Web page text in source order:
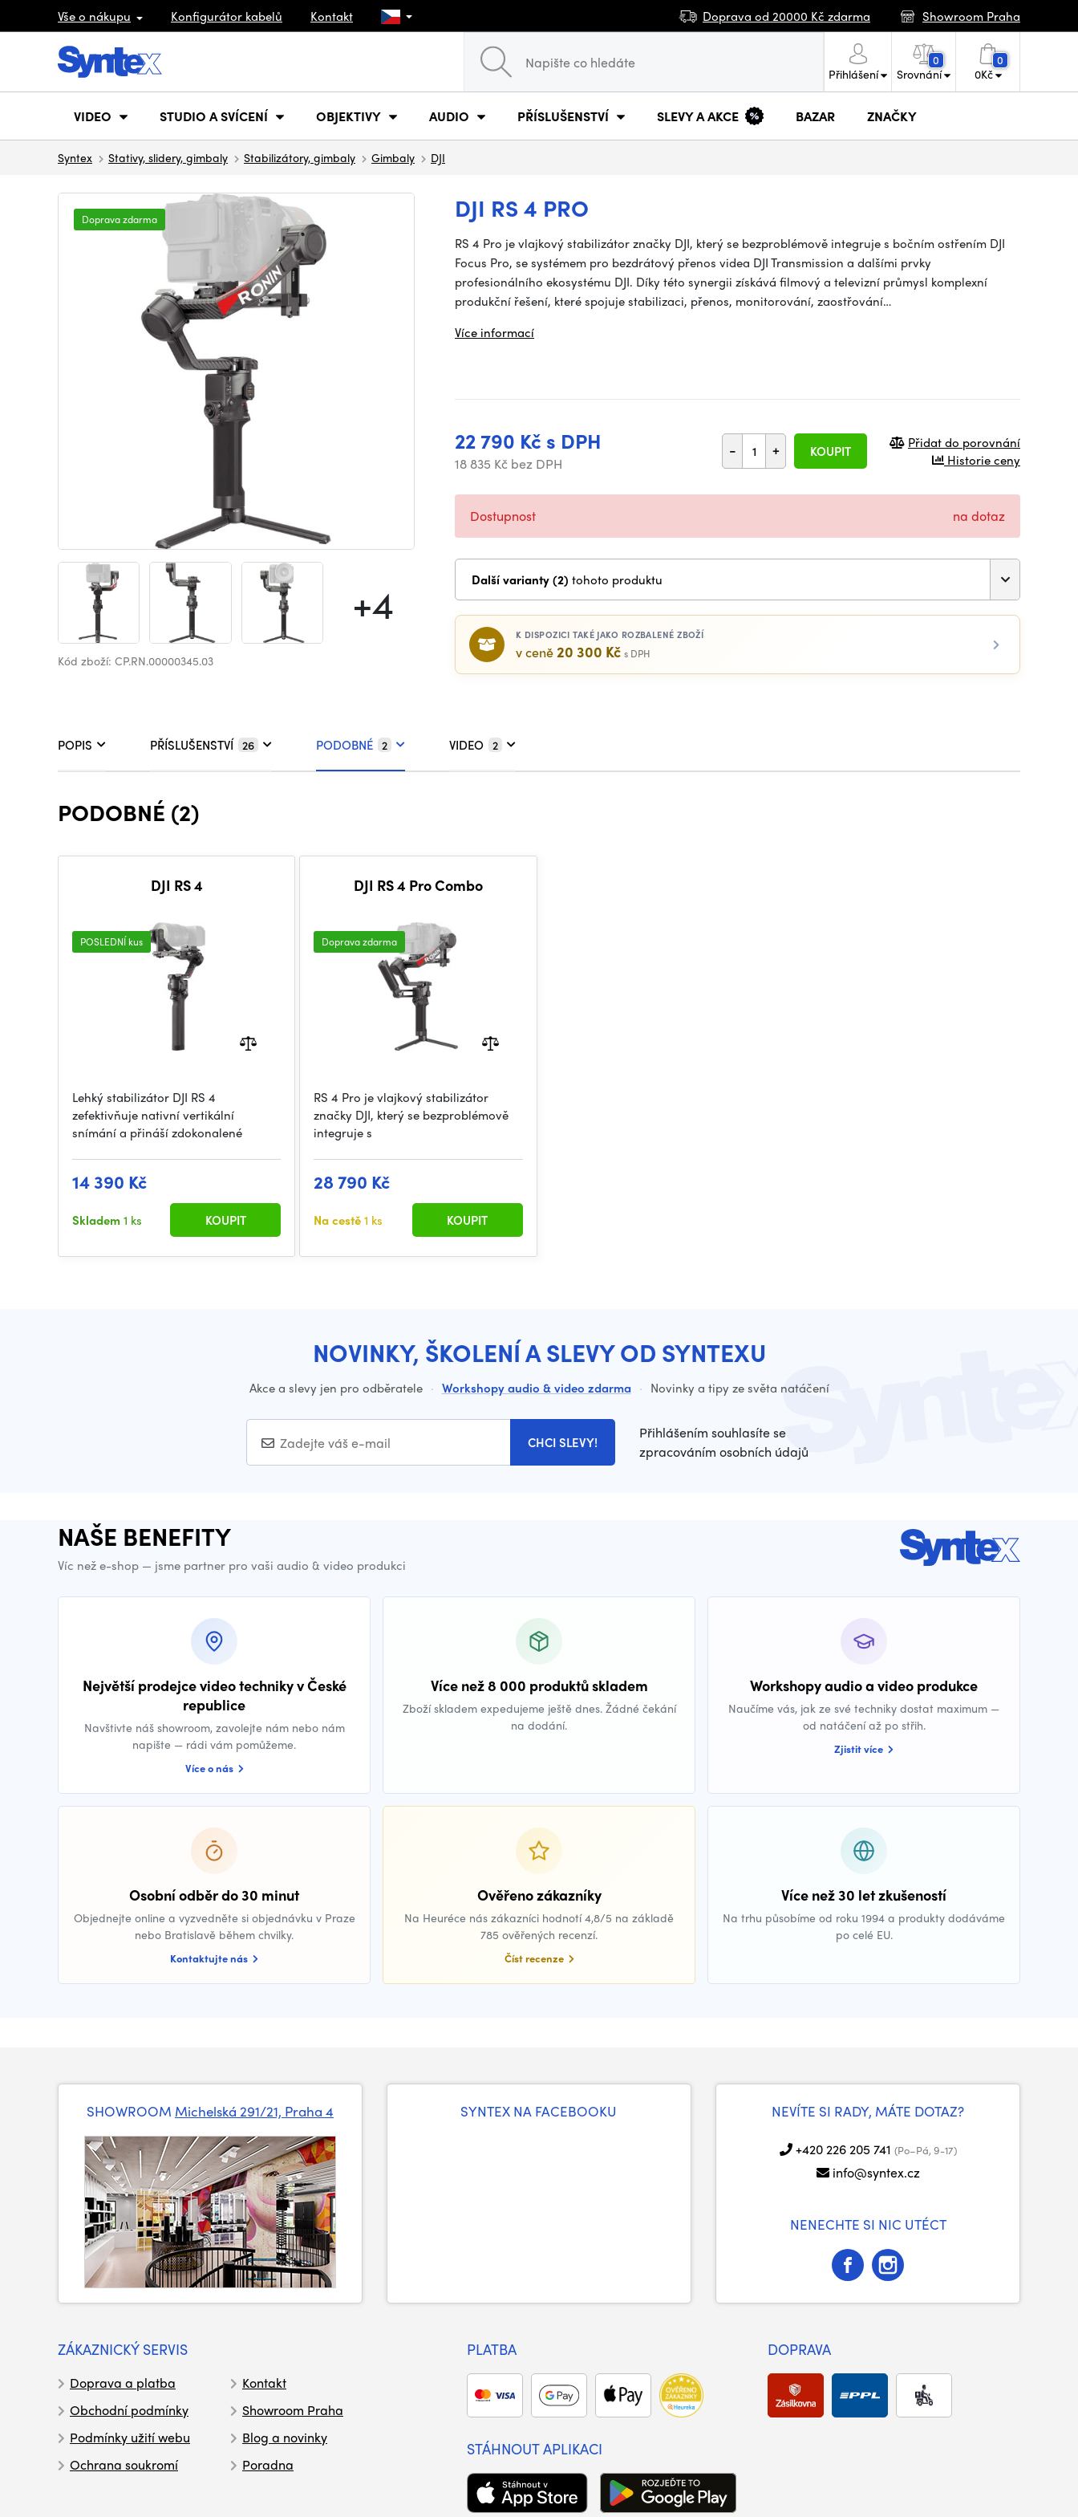
Vše o nákupu Konfigurátor kabelů Kontakt Doprava od 20000 Kč zdarma Showroom Praha
Přihlášení
0
Srovnání
0
0Kč
VIDEO STUDIO A SVÍCENÍ OBJEKTIVY AUDIO PŘÍSLUŠENSTVÍ SLEVY A AKCE BAZAR ZNAČKY
Syntex Stativy, slidery, gimbaly Stabilizátory, gimbaly Gimbaly DJI
DJI RS 4 PRO
+4
Doprava zdarma
Kód zboží: CP.RN.00000345.03
RS 4 Pro je vlajkový stabilizátor značky DJI, který se bezproblémově integruje s bočním ostřením DJI
Focus Pro, se systémem pro bezdrátový přenos videa DJI Transmission a dalšími prvky
profesionálního ekosystému DJI. Díky této synergii získává filmový a televizní průmysl komplexní
produkční řešení, které spojuje stabilizaci, přenos, monitorování, zaostřování…
Více informací
22 790 Kč s DPH
18 835 Kč bez DPH
- + KOUPIT
Přidat do porovnání
Historie ceny
Dostupnost na dotaz
Další varianty (2) tohoto produktu
K DISPOZICI TAKÉ JAKO ROZBALENÉ ZBOŽÍ
v ceně 20 300 Kč s DPH
POPIS PŘÍSLUŠENSTVÍ 26 PODOBNÉ 2 VIDEO 2
PODOBNÉ (2)
DJI RS 4
POSLEDNÍ kus
Lehký stabilizátor DJI RS 4
zefektivňuje nativní vertikální
snímání a přináší zdokonalené
14 390 Kč
Skladem1 ks KOUPIT
DJI RS 4 Pro Combo
Doprava zdarma
RS 4 Pro je vlajkový stabilizátor
značky DJI, který se bezproblémově
integruje s
28 790 Kč
Na cestě1 ks KOUPIT
NOVINKY, ŠKOLENÍ A SLEVY OD SYNTEXU
Akce a slevy jen pro odběratele · Workshopy audio & video zdarma · Novinky a tipy ze světa natáčení
CHCI SLEVY!
Přihlášením souhlasíte se
zpracováním osobních údajů
NAŠE BENEFITY
Víc než e-shop — jsme partner pro vaši audio & video produkci
Největší prodejce video techniky v České
republice
Navštivte náš showroom, zavolejte nám nebo nám
napište — rádi vám pomůžeme.
Více o nás
Více než 8 000 produktů skladem
Zboží skladem expedujeme ještě dnes. Žádné čekání
na dodání.
Workshopy audio a video produkce
Naučíme vás, jak ze své techniky dostat maximum —
od natáčení až po střih.
Zjistit více
Osobní odběr do 30 minut
Objednejte online a vyzvedněte si objednávku v Praze
nebo Bratislavě během chvilky.
Kontaktujte nás
Ověřeno zákazníky
Na Heuréce nás zákazníci hodnotí 4,8/5 na základě
785 ověřených recenzí.
Číst recenze
Více než 30 let zkušeností
Na trhu působíme od roku 1994 a produkty dodáváme
po celé EU.
SHOWROOM Michelská 291/21, Praha 4 SYNTEX NA FACEBOOKU NEVÍTE SI RADY, MÁTE DOTAZ?
+420 226 205 741 (Po–Pá, 9-17)
info@syntex.cz
NENECHTE SI NIC UTÉCT
ZÁKAZNICKÝ SERVIS
Doprava a platba
Obchodní podmínky
Podmínky užití webu
Ochrana soukromí
Kontakt
Showroom Praha
Blog a novinky
Poradna
PLATBA DOPRAVA
STÁHNOUT APLIKACI